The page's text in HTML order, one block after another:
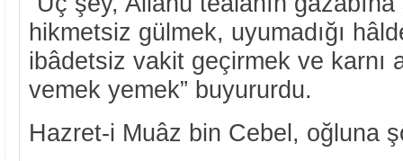
hikmetsiz gülmek, uyumadığı
ibâdetsiz vakit geçirmek ve karnı
vemek yemek” buyururdu.
Hazret-i Muâz bin Cebel, oğluna